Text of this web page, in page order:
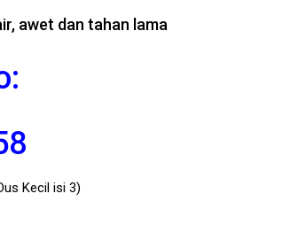
awet dan tahan lama
Kecil isi 3)